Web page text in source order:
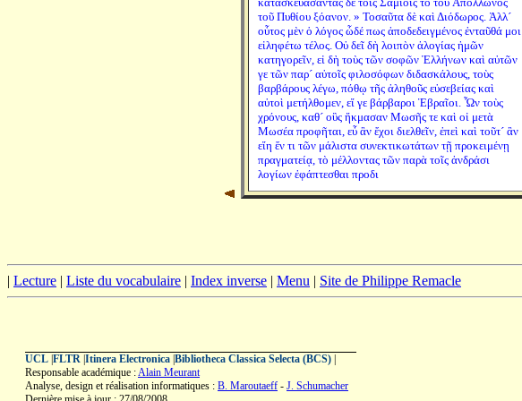
τοῦ Πυθίου ξόανον. » Τοσαῦτα δὲ καὶ Διόδωρος. Ἀλλ´
οὗτος μὲν ὁ λόγος ὧδέ πως ἀποδεδειγμένος ἐνταῦθά μοι
εἰληφέτω τέλος. Οὐ δεῖ δὴ λοιπὸν ἀλογίας ἡμῶν
κατηγορεῖν, εἰ δὴ τοὺς τῶν σοφῶν Ἑλλήνων καὶ αὐτῶν
γε τῶν παρ´ αὐτοῖς φιλοσόφων διδασκάλους, τοὺς
βαρβάρους λέγω, πόθῳ τῆς ἀληθοῦς εὐσεβείας καὶ
αὐτοὶ μετήλθομεν, εἴ γε βάρβαροι Ἑβραῖοι. Ὧν τοὺς
χρόνους, καθ´ οὓς ἤκμασαν Μωσῆς τε καὶ οἱ μετὰ
Μωσέα προφῆται, εὖ ἂν ἔχοι διελθεῖν, ἐπεὶ καὶ τοῦτ´ ἂν
εἴη ἕν τι τῶν μάλιστα συνεκτικωτάτων τῇ προκειμένῃ
πραγματείᾳ, τὸ μέλλοντας τῶν παρὰ τοῖς ἀνδράσι
λογίων ἐφάπτεσθαι προδι
| Lecture | Liste du vocabulaire | Index inverse | Menu | Site de Philippe Remacle
UCL FLTR Itinera Electronica Bibliotheca Classica Selecta (BCS)
Responsable académique :Alain Meurant
Analyse, design et réalisation informatiques : B. Maroutaeff - J. Schumacher